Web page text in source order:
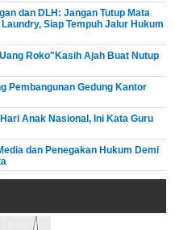
dan DLH: Jangan Tutup Mata
Siap Tempuh Jalur Hukum
Roko"Kasih Ajah Buat Nutup
Pembangunan Gedung Kantor
Anak Nasional, Ini Kata Guru
dan Penegakan Hukum Demi